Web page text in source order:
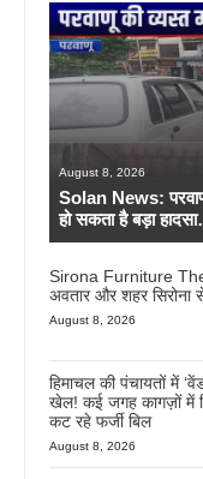
August 8, 2026
Solan News: परवाणू
हो सकता है बड़ा
Sirona Furniture
अवतार और शहर सिरोना
August 8, 2026
हिमाचल की पंचायतों में
खेल! कई जगह कागज़ों में
कट रहे फर्जी बिल
August 8, 2026